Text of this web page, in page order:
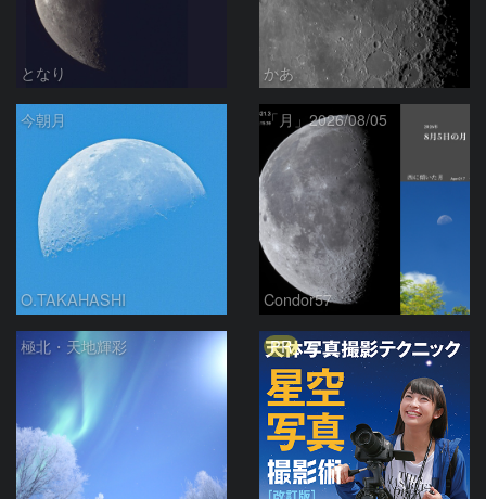
となり かあ
今朝月
O.TAKAHASHI
「月」2026/08/05
Condor57
極北・天地輝彩 PR